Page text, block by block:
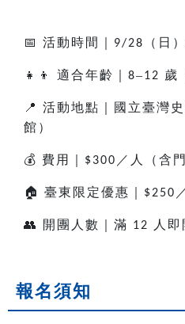
📅 活動時間｜ 9/28 （日）
👧👦 適合年齡｜ 8–12 歲
📍 活動地點｜國立臺灣
館）
💰 費用｜ $300 ／人（含
🏠 臺東限定優惠｜ $250
👥 開團人數｜滿 12 人即
報名須知